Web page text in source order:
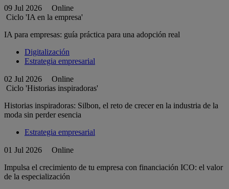
09 Jul 2026
Online
Ciclo 'IA en la empresa'
IA para empresas: guía práctica para una adopción real
Digitalización
Estrategia empresarial
02 Jul 2026
Online
Ciclo 'Historias inspiradoras'
Historias inspiradoras: Silbon, el reto de crecer en la industria de la
moda sin perder esencia
Estrategia empresarial
01 Jul 2026
Online
Impulsa el crecimiento de tu empresa con financiación ICO: el valor
de la especialización